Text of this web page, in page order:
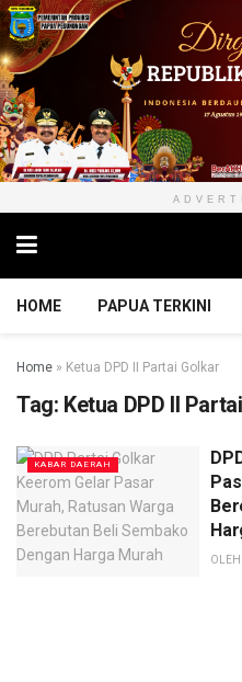
HOME PAPUA TERKINI
Home » Ketua DPD II Partai Golkar
Tag: Ketua DPD II
KABAR DAERAH
OLEH